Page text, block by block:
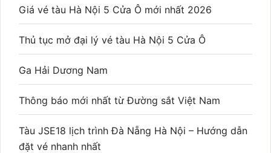
Giá vé tàu Hà Nội 5 Cửa Ô mới nhất 2026
Thủ tục mở đại lý vé tàu Hà Nội 5 Cửa Ô
Ga Hải Dương Nam
Thông báo mới nhất từ Đường sắt Việt Nam
Tàu JSE18 lịch trình Đà Nẵng Hà Nội – Hướng dẫn
đặt vé nhanh nhất